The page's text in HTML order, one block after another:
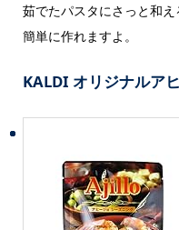
茹でたパスタにさっと和
簡単に作れますよ。
KALDI オリジナルア